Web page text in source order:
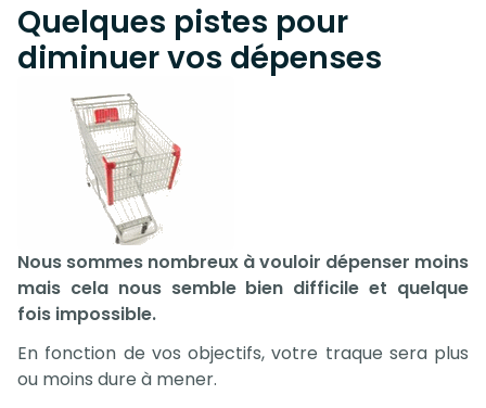
Quelques pistes pour
diminuer vos dépenses
Nous sommes nombreux à vouloir dépenser moins
mais cela nous semble bien difficile et quelque
fois impossible.
En fonction de vos objectifs, votre traque sera plus
ou moins dure à mener.